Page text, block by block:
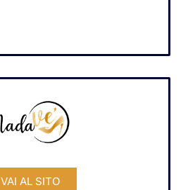
VAI AL SITO